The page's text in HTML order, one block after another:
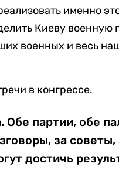
именно
Киеву военную
военных и весь
в конгрессе.
партии, обе
за
достичь